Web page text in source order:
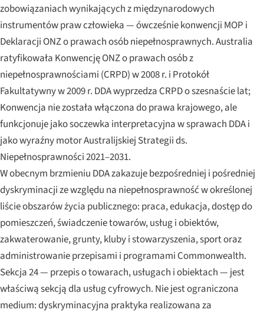
zobowiązaniach wynikających z międzynarodowych
instrumentów praw człowieka — ówcześnie konwencji MOP i
Deklaracji ONZ o prawach osób niepełnosprawnych. Australia
ratyfikowała Konwencję ONZ o prawach osób z
niepełnosprawnościami (CRPD) w 2008 r. i Protokół
Fakultatywny w 2009 r. DDA wyprzedza CRPD o szesnaście lat;
Konwencja nie została włączona do prawa krajowego, ale
funkcjonuje jako soczewka interpretacyjna w sprawach DDA i
jako wyraźny motor Australijskiej Strategii ds.
Niepełnosprawności 2021–2031.
W obecnym brzmieniu DDA zakazuje bezpośredniej i pośredniej
dyskryminacji ze względu na niepełnosprawność w określonej
liście obszarów życia publicznego: praca, edukacja, dostęp do
pomieszczeń, świadczenie towarów, usług i obiektów,
zakwaterowanie, grunty, kluby i stowarzyszenia, sport oraz
administrowanie przepisami i programami Commonwealth.
Sekcja 24 — przepis o towarach, usługach i obiektach — jest
właściwą sekcją dla usług cyfrowych. Nie jest ograniczona
medium: dyskryminacyjna praktyka realizowana za